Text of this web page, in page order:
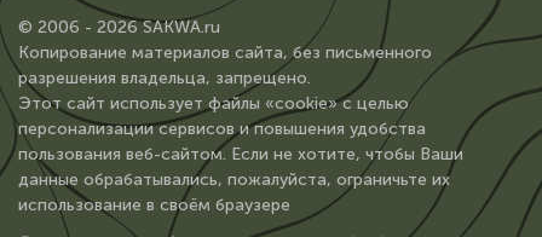
© 2006 - 2026 SAKWA.ru
Копирование материалов сайта, без письменного
разрешения владельца, запрещено.
Этот сайт использует файлы «cookie» с целью
персонализации сервисов и повышения удобства
пользования веб-сайтом. Если не хотите, чтобы Ваши
данные обрабатывались, пожалуйста, ограничьте их
использование в своём браузере